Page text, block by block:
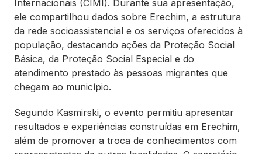
Internacionais (CIMI). Durante sua apresentação,
ele compartilhou dados sobre Erechim, a estrutura
da rede socioassistencial e os serviços oferecidos à
população, destacando ações da Proteção Social
Básica, da Proteção Social Especial e do
atendimento prestado às pessoas migrantes que
chegam ao município.
Segundo Kasmirski, o evento permitiu apresentar
resultados e experiências construídas em Erechim,
além de promover a troca de conhecimentos com